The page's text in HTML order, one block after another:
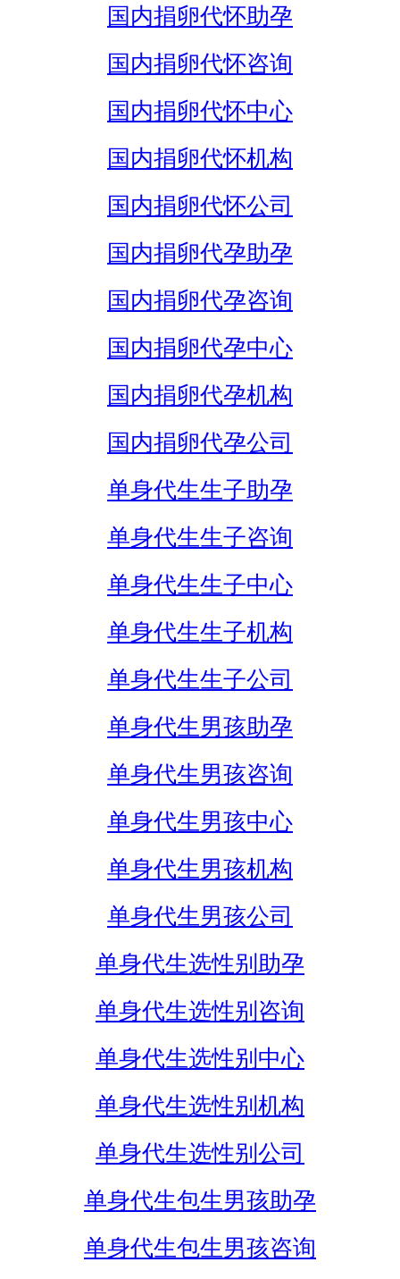
国内捐卵代怀助孕
国内捐卵代怀咨询
国内捐卵代怀中心
国内捐卵代怀机构
国内捐卵代怀公司
国内捐卵代孕助孕
国内捐卵代孕咨询
国内捐卵代孕中心
国内捐卵代孕机构
国内捐卵代孕公司
单身代生生子助孕
单身代生生子咨询
单身代生生子中心
单身代生生子机构
单身代生生子公司
单身代生男孩助孕
单身代生男孩咨询
单身代生男孩中心
单身代生男孩机构
单身代生男孩公司
单身代生选性别助孕
单身代生选性别咨询
单身代生选性别中心
单身代生选性别机构
单身代生选性别公司
单身代生包生男孩助孕
单身代生包生男孩咨询